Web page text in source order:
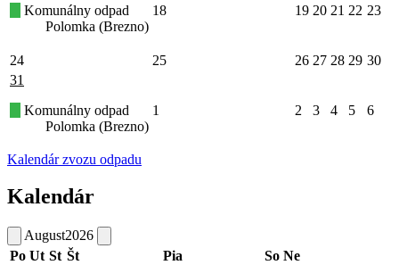
Komunálny odpad
Polomka (Brezno)
18 19 20 21 22 23
24 25 26 27 28 29 30
31
Komunálny odpad
Polomka (Brezno)
1 2 3 4 5 6
Kalendár zvozu odpadu
Kalendár
August2026
Po Ut St Št Pia So Ne